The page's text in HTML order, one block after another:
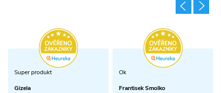
Super produkt
Gizela
Ok
Frantisek Smolko